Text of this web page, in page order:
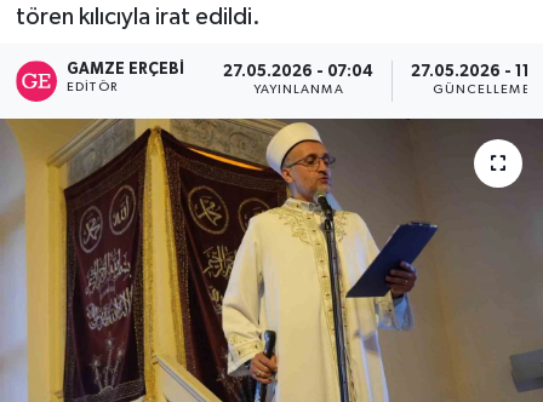
tören kılıcıyla irat edildi.
GAMZE ERÇEBI
EDITÖR
27.05.2026 - 07:04
YAYINLANMA
27.05.2026 -
GÜNCELLEME
RESMİ İLAN
Künye